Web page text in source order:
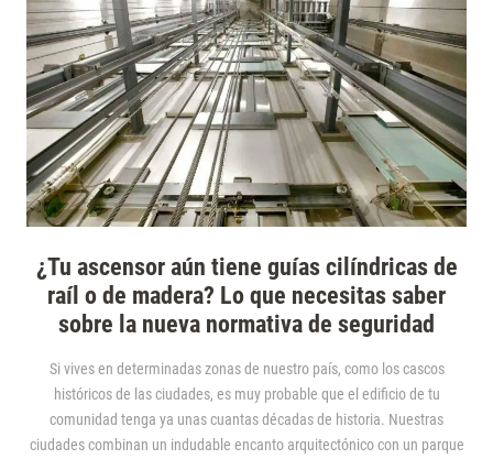
¿Tu ascensor aún tiene guías cilíndricas de
raíl o de madera? Lo que necesitas saber
sobre la nueva normativa de seguridad
Si vives en determinadas zonas de nuestro país, como los cascos
históricos de las ciudades, es muy probable que el edificio de tu
comunidad tenga ya unas cuantas décadas de historia. Nuestras
ciudades combinan un indudable encanto arquitectónico con un parque